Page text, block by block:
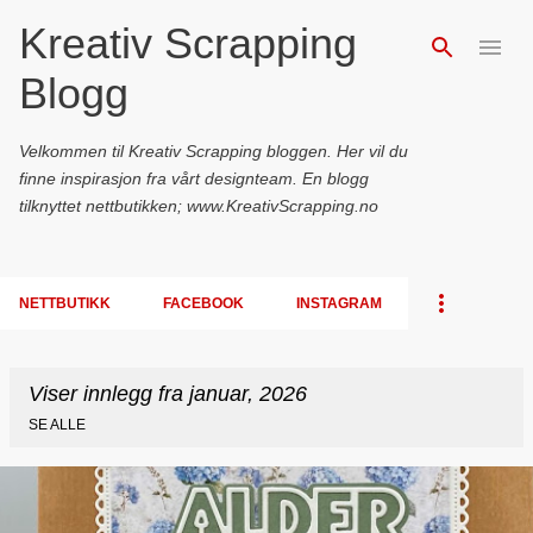
Gå til hovedinnhold
Kreativ Scrapping
Blogg
Velkommen til Kreativ Scrapping bloggen. Her vil du
finne inspirasjon fra vårt designteam. En blogg
tilknyttet nettbutikken; www.KreativScrapping.no
NETTBUTIKK FACEBOOK INSTAGRAM
Viser innlegg fra januar, 2026
SE ALLE